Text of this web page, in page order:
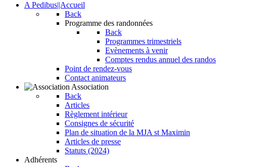
A Pedibus||Accueil
Back
Programme des randonnées
Back
Programmes trimestriels
Evènements à venir
Comptes rendus annuel des randos
Point de rendez-vous
Contact animateurs
Association
Back
Articles
Règlement intérieur
Consignes de sécurité
Plan de situation de la MJA st Maximin
Articles de presse
Statuts (2024)
Adhérents